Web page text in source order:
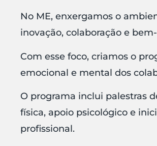
No ME, enxergamos o
inovação, colaboração e
Com esse foco, criamos o
emocional e mental dos
O programa inclui palestras
física, apoio psicológico e
profissional.